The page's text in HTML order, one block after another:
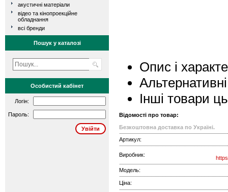
акустичні матеріали
відео та кінопроекційне
обладнання
всі бренди
Пошук у каталозі
Особистий кабінет
Логін:
Пароль:
Опис і
Інші товари
Відомості про товар:
Безкоштовна доставка по Україні.
Артикул:
Виробник:
Модель:
Ціна: